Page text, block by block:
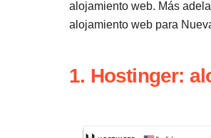
alojamiento web. Más
alojamiento web para
1. Hostinger: